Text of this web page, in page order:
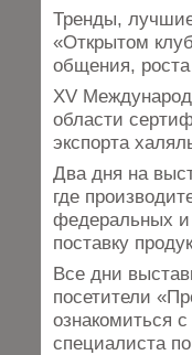
Тренды,
«Открытом
общения,
XV
области
экспорта
Два дня на
где
федеральных и
поставку
Все дни
посетители
ознакомиться
специалиста